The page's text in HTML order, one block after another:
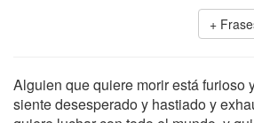
Alguien que quiere morir está furioso
siente desesperado y hastiado y